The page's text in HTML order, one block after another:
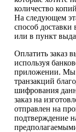
количество
На следующем
способ доставки
или в пункт
Оплатить заказ
используя
приложении. Мы
транзакций
шифрования
заказ на
отправлен на
подтверждение